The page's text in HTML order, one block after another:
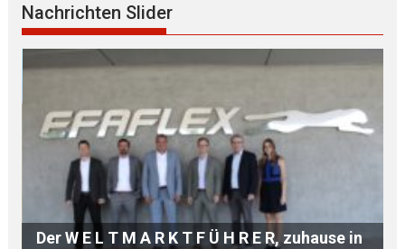
Nachrichten Slider
Hochwertige A U S B I L D U N G dank